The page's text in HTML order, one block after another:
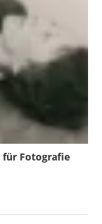
für Fotografie